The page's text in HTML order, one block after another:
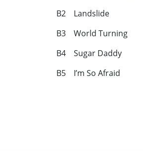
B2 Landslide
B3 World Turning
B4 Sugar Daddy
B5 I’m So Afraid